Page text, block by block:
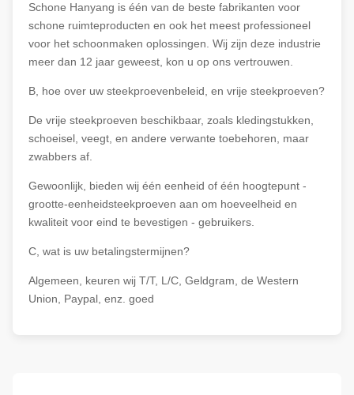
Schone Hanyang is één van de beste fabrikanten voor
schone ruimteproducten en ook het meest professioneel
voor het schoonmaken oplossingen. Wij zijn deze industrie
meer dan 12 jaar geweest, kon u op ons vertrouwen.
B, hoe over uw steekproevenbeleid, en vrije steekproeven?
De vrije steekproeven beschikbaar, zoals kledingstukken,
schoeisel, veegt, en andere verwante toebehoren, maar
zwabbers af.
Gewoonlijk, bieden wij één eenheid of één hoogtepunt -
grootte-eenheidsteekproeven aan om hoeveelheid en
kwaliteit voor eind te bevestigen - gebruikers.
C, wat is uw betalingstermijnen?
Algemeen, keuren wij T/T, L/C, Geldgram, de Western
Union, Paypal, enz. goed